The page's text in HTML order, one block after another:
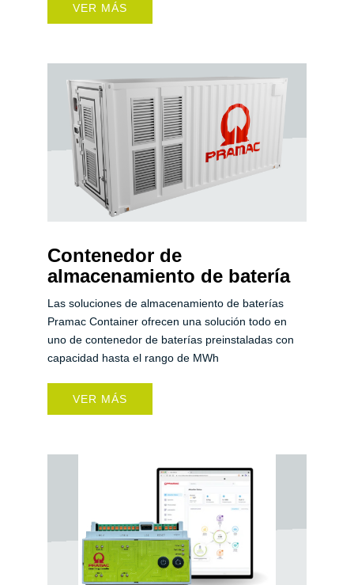
VER MÁS
Contenedor de
almacenamiento de batería
Las soluciones de almacenamiento de baterías
Pramac Container ofrecen una solución todo en
uno de contenedor de baterías preinstaladas con
capacidad hasta el rango de MWh
VER MÁS